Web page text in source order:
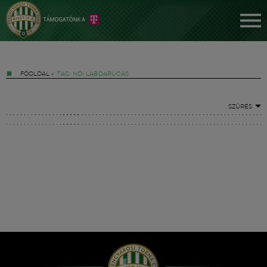
FŐOLDAL » TAG: NŐI LABDARÚGÁS
SZŰRÉS
Hírek